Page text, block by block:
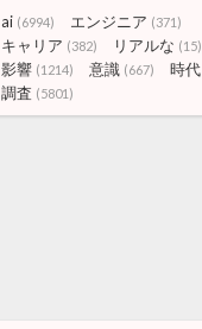
ai (6994) エンジニア (371)
キャリア (382) リアルな (15)
影響 (1214) 意識 (667) 時代
調査 (5801)